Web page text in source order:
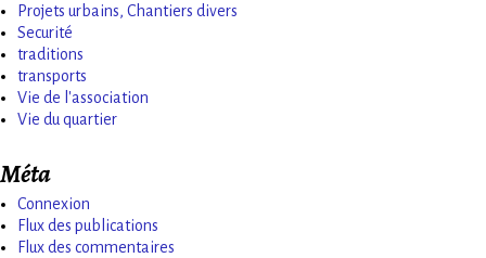
Projets urbains, Chantiers divers
Securité
traditions
transports
Vie de l'association
Vie du quartier
Méta
Connexion
Flux des publications
Flux des commentaires